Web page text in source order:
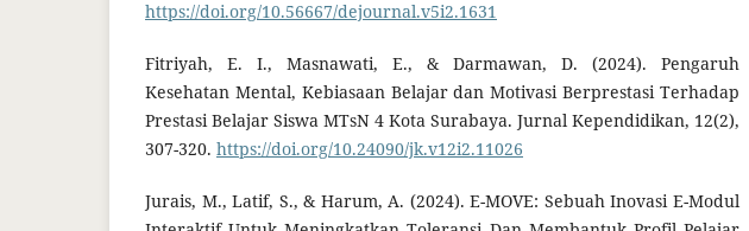
https://doi.org/10.56667/dejournal.v5i2.1631
Fitriyah, E. I., Masnawati, E., & Darmawan, D. (2024). Pengaruh
Kesehatan Mental, Kebiasaan Belajar dan Motivasi Berprestasi Terhadap
Prestasi Belajar Siswa MTsN 4 Kota Surabaya. Jurnal Kependidikan, 12(2),
307-320. https://doi.org/10.24090/jk.v12i2.11026
Jurais, M., Latif, S., & Harum, A. (2024). E-MOVE: Sebuah Inovasi E-Modul